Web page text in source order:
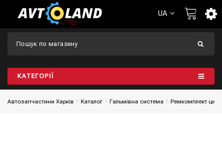
UA
КАТЕГОРІЇ
Автозапчастини Харків Каталог Гальмівна система Ремкомплект